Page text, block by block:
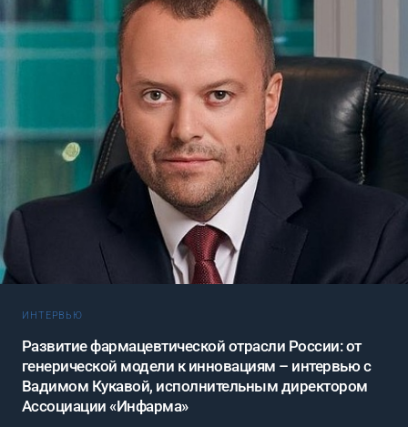
ИНТЕРВЬЮ
Развитие фармацевтической отрасли России: от
генерической модели к инновациям – интервью с
Вадимом Кукавой, исполнительным директором
Ассоциации «Инфарма»